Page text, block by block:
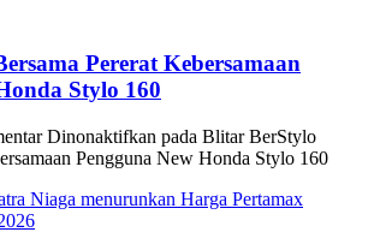
Pererat Kebersamaan
Stylo 160
Dinonaktifkan pada Blitar BerStylo
Pengguna New Honda Stylo 160